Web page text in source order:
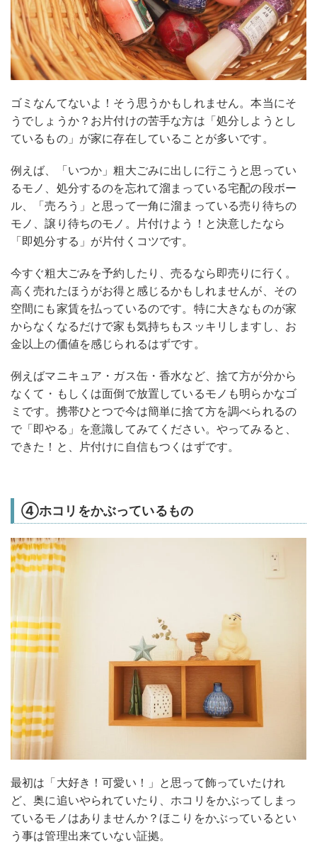
ゴミなんてないよ！そう思うかもしれません。本当にそ
うでしょうか？お片付けの苦手な方は「処分しようとし
ているもの」が家に存在していることが多いです。
例えば、「いつか」粗大ごみに出しに行こうと思ってい
るモノ、処分するのを忘れて溜まっている宅配の段ボー
ル、「売ろう」と思って一角に溜まっている売り待ちの
モノ、譲り待ちのモノ。片付けよう！と決意したなら
「即処分する」が片付くコツです。
今すぐ粗大ごみを予約したり、売るなら即売りに行く。
高く売れたほうがお得と感じるかもしれませんが、その
空間にも家賃を払っているのです。特に大きなものが家
からなくなるだけで家も気持ちもスッキリしますし、お
金以上の価値を感じられるはずです。
例えばマニキュア・ガス缶・香水など、捨て方が分から
なくて・もしくは面倒で放置しているモノも明らかなゴ
ミです。携帯ひとつで今は簡単に捨て方を調べられるの
で「即やる」を意識してみてください。やってみると、
できた！と、片付けに自信もつくはずです。
④ホコリをかぶっているもの
最初は「大好き！可愛い！」と思って飾っていたけれ
ど、奥に追いやられていたり、ホコリをかぶってしまっ
ているモノはありませんか？ほこりをかぶっているとい
う事は管理出来ていない証拠。